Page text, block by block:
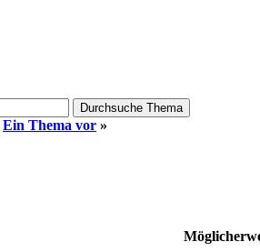
Ein Thema vor »